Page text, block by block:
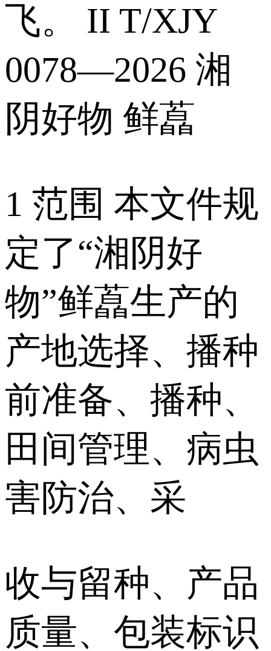
飞。 II T/XJY
0078—2026 湘
阴好物 鲜藠
1 范围 本文件规
定了“湘阴好
物”鲜藠生产的
产地选择、播种
前准备、播种、
田间管理、病虫
害防治、采
收与留种、产品
质量、包装标识